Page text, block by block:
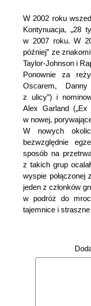
W 2002 roku
Kontynuacja, „28
w 2007 roku. W
później” ze
Taylor-Johnson i
Ponownie za
Oscarem,
z ulicy”) i
Alex Garland („Ex
w nowej,
W nowych
bezwzględnie
sposób na
z takich grup
wyspie połączonej
jeden z członków
w podróż do
tajemnice i